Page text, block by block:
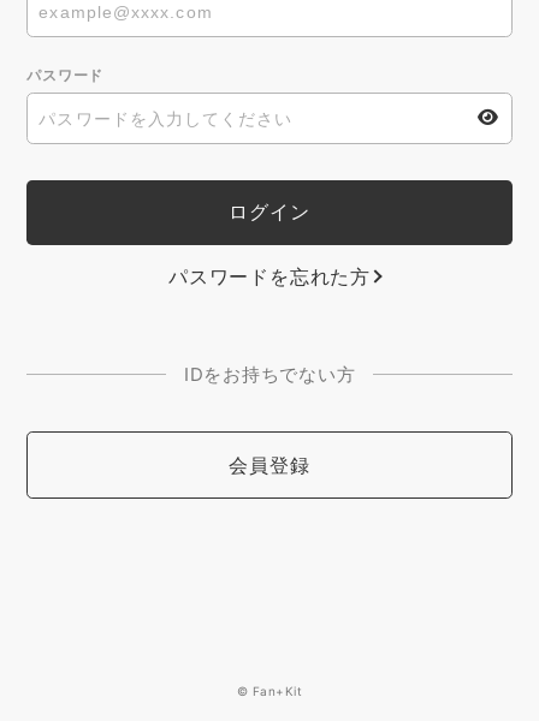
パスワード
パスワードを忘れた方
IDをお持ちでない方
会員登録
© Fan+Kit